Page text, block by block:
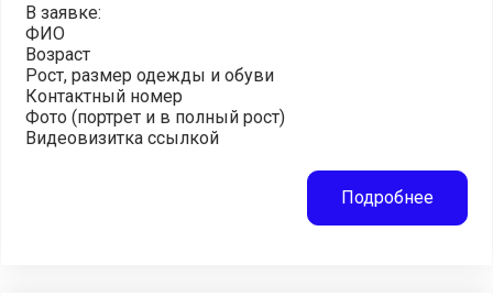
В заявке:
ФИО
Возраст
Рост, размер одежды и обуви
Контактный номер
Фото (портрет и в полный рост)
Видеовизитка ссылкой
Подробнее